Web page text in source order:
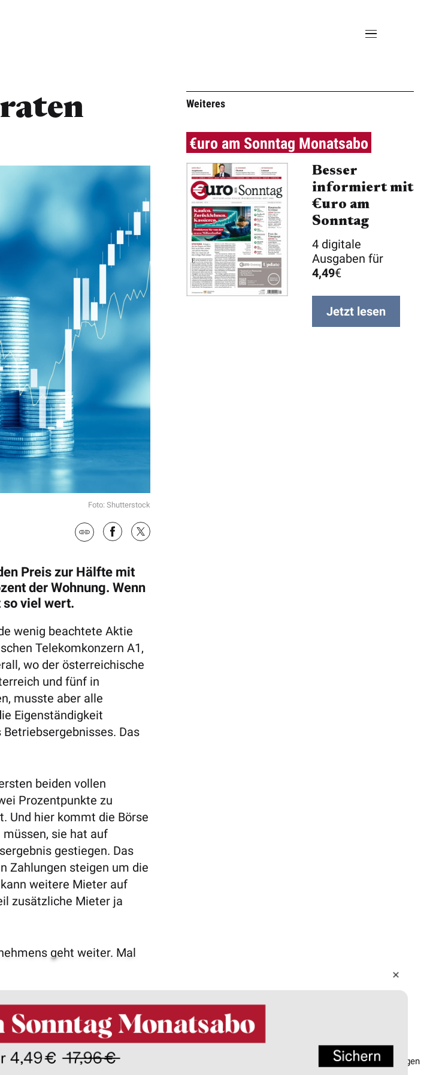
Foto: Shutterstock
Preis zur Hälfte mit
der Wohnung. Wenn
viel wert.
wenig beachtete Aktie
Telekomkonzern A1,
wo der österreichische
und fünf in
musste aber alle
Eigenständigkeit
Das
beiden vollen
Prozentpunkte zu
Und hier kommt die Börse
sie hat auf
gestiegen. Das
Zahlungen steigen um die
weitere Mieter auf
zusätzliche Mieter ja
geht weiter. Mal
Weiteres
€uro am Sonntag Monatsabo
Besser
informiert mit
€uro am
Sonntag
4 digitale
Ausgaben für
4,49€
Jetzt lesen
Privatsphäre-Einstellungen